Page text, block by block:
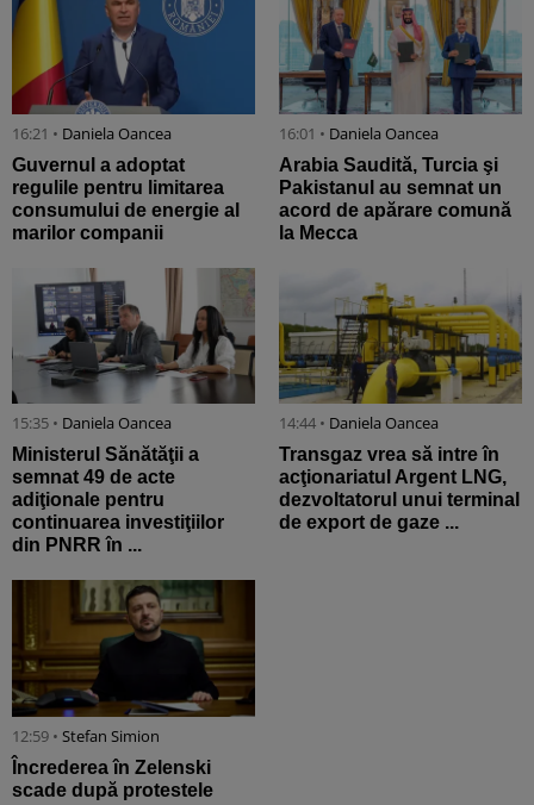
16:21 • Daniela Oancea
Guvernul a adoptat
regulile pentru limitarea
consumului de energie al
marilor companii
16:01 • Daniela Oancea
Arabia Saudită, Turcia şi
Pakistanul au semnat un
acord de apărare comună
la Mecca
15:35 • Daniela Oancea
Ministerul Sănătăţii a
semnat 49 de acte
adiţionale pentru
continuarea investiţiilor
din PNRR în ...
14:44 • Daniela Oancea
Transgaz vrea să intre în
acţionariatul Argent LNG,
dezvoltatorul unui terminal
de export de gaze ...
12:59 • Stefan Simion
Încrederea în Zelenski
scade după protestele